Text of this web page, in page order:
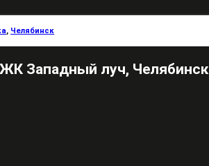
, Челябинск
Западный луч, Челябинск